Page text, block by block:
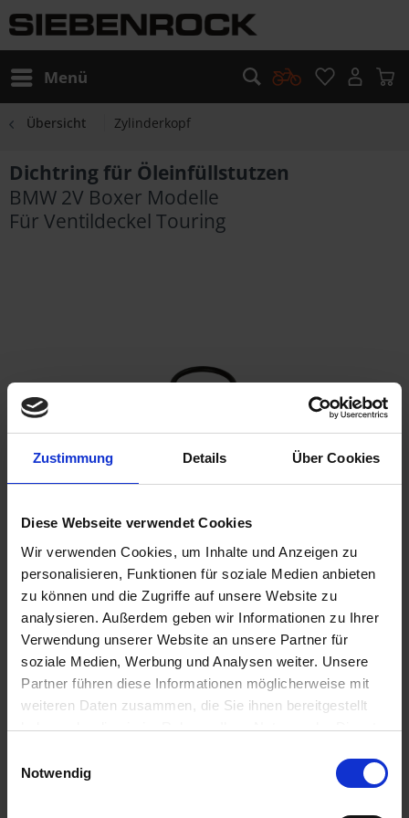
Zustimmung Details Über Cookies
Diese Webseite verwendet Cookies
Wir verwenden Cookies, um Inhalte und Anzeigen zu
personalisieren, Funktionen für soziale Medien anbieten
zu können und die Zugriffe auf unsere Website zu
analysieren. Außerdem geben wir Informationen zu Ihrer
Verwendung unserer Website an unsere Partner für
soziale Medien, Werbung und Analysen weiter. Unsere
Partner führen diese Informationen möglicherweise mit
weiteren Daten zusammen, die Sie ihnen bereitgestellt
haben oder die sie im Rahmen Ihrer Nutzung der Dienste
Cookies, wenn Sie unsere Webseite weiterhin nutzen.
Notwendig
Menü
Übersicht Zylinderkopf
Dichtring für Öleinfüllstutzen
BMW 2V Boxer Modelle
Für Ventildeckel Touring
2,89 €
Sofort versandfertig, Lieferzeit ca. 2-4 Werktage innerhalb
Deutschlands
In denWarenkorb
Merken Bewerten
1114674
1112244 Ventildeckel Extra Touring...